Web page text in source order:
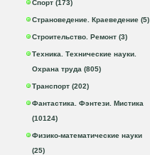
Спорт (173)
Страноведение. Краеведение (5)
Строительство. Ремонт (3)
Техника. Технические науки.
Охрана труда (805)
Транспорт (202)
Фантастика. Фэнтези. Мистика
(10124)
Физико-математические науки
(25)